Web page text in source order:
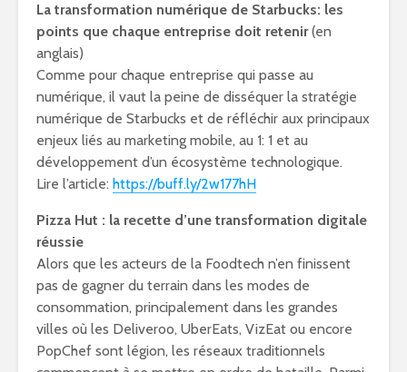
La transformation numérique de Starbucks: les
points que chaque entreprise doit retenir(en
anglais)
Comme pour chaque entreprise qui passe au
numérique, il vaut la peine de disséquer la stratégie
numérique de Starbucks et de réfléchir aux principaux
enjeux liés au marketing mobile, au 1: 1 et au
développement d’un écosystème technologique.
Lire l’article: https://buff.ly/2w177hH
Pizza Hut : la recette d’une transformation digitale
réussie
Alors que les acteurs de la Foodtech n’en finissent
pas de gagner du terrain dans les modes de
consommation, principalement dans les grandes
villes où les Deliveroo, UberEats, VizEat ou encore
PopChef sont légion, les réseaux traditionnels